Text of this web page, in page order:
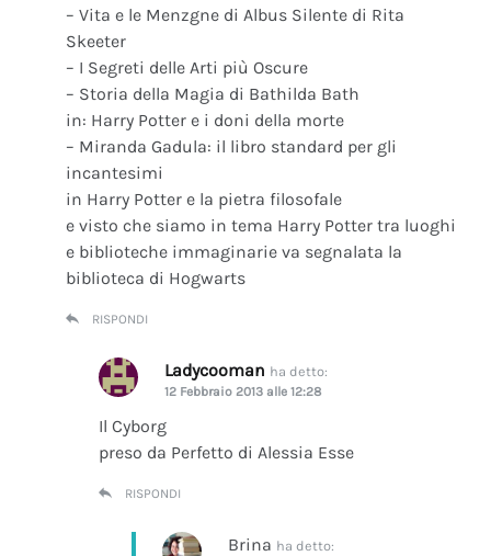
– Vita e le Menzgne di Albus Silente di Rita
Skeeter
– I Segreti delle Arti più Oscure
– Storia della Magia di Bathilda Bath
in: Harry Potter e i doni della morte
– Miranda Gadula: il libro standard per gli
incantesimi
in Harry Potter e la pietra filosofale
e visto che siamo in tema Harry Potter tra luoghi
e biblioteche immaginarie va segnalata la
biblioteca di Hogwarts
RISPONDI
Ladycooman ha detto:
12 Febbraio 2013 alle 12:28
Il Cyborg
preso da Perfetto di Alessia Esse
RISPONDI
Brina ha detto: